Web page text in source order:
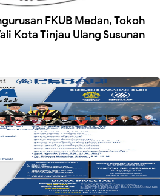
FKUB Medan, Tokoh
Kota Tinjau Ulang Susunan